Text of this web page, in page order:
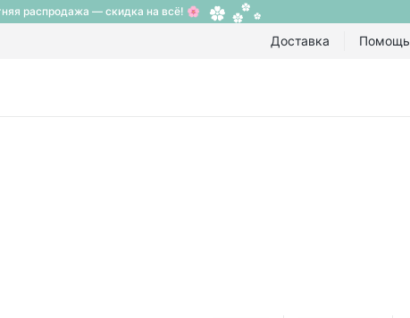
распродажа — скидка на всё! 🌸
Доставка Помощь